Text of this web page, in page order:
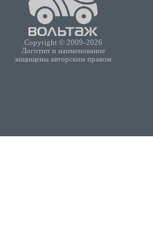
Copyright © 2009-2026
Логотип и наименование
защищены авторским правом